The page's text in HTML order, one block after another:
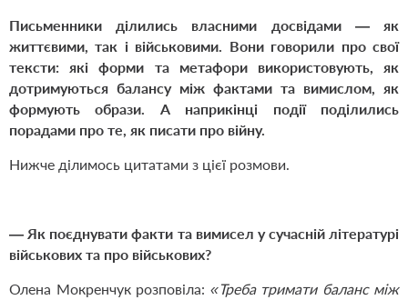
Письменники ділились власними досвідами — як
життєвими, так і військовими. Вони говорили про свої
тексти: які форми та метафори використовують, як
дотримуються балансу між фактами та вимислом, як
формують образи. А наприкінці події поділились
порадами про те, як писати про війну.
Нижче ділимось цитатами з цієї розмови.
— Як поєднувати факти та вимисел у сучасній літературі
військових та про військових?
Олена Мокренчук розповіла: «Треба тримати баланс між